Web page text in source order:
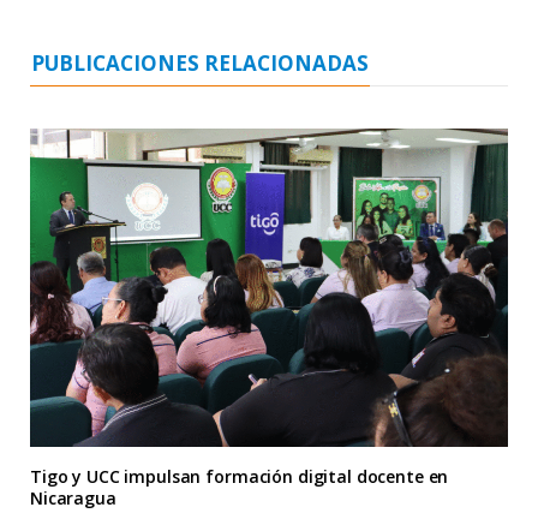
t
m
PUBLICACIONES RELACIONADAS
Tigo y UCC impulsan formación digital docente en
Nicaragua